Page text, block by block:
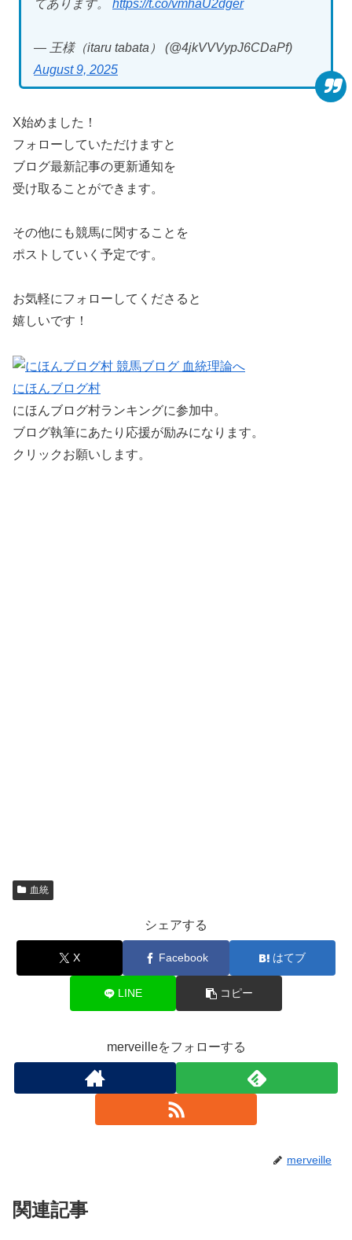
てあります。 https://t.co/vmhaU2dger
— 王様（itaru tabata） (@4jkVVVypJ6CDaPf)
August 9, 2025
X始めました！
フォローしていただけますと
ブログ最新記事の更新通知を
受け取ることができます。
その他にも競馬に関することを
ポストしていく予定です。
お気軽にフォローしてくださると
嬉しいです！
にほんブログ村
にほんブログ村ランキングに参加中。
ブログ執筆にあたり応援が励みになります。
クリックお願いします。
血統
シェアする
X Facebook はてブ
LINE コピー
merveilleをフォローする
merveille
関連記事